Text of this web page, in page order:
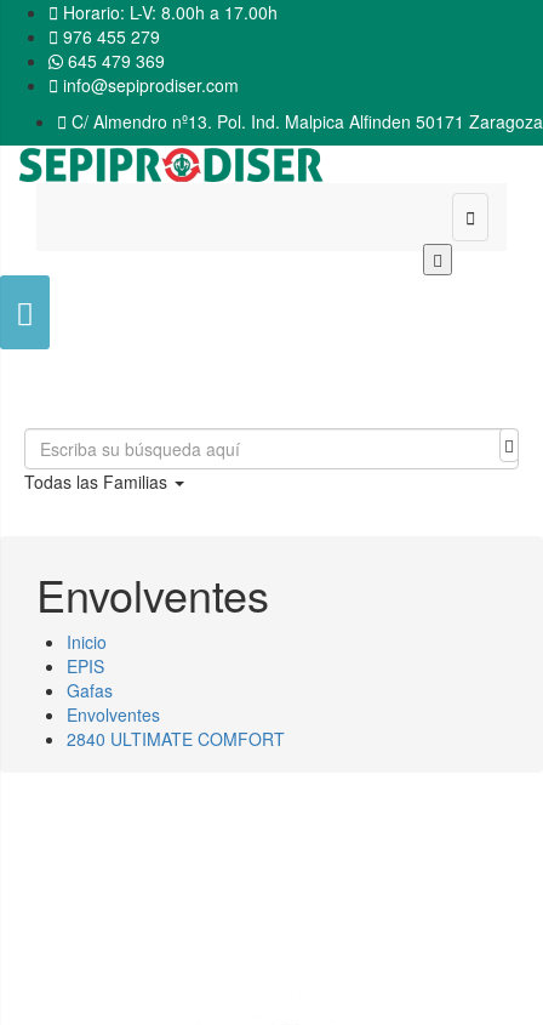
 Horario: L-V: 8.00h a 17.00h
 976 455 279
645 479 369
 info@sepiprodiser.com
 C/ Almendro nº13. Pol. Ind. Malpica Alfinden 50171 Zaragoza


Todas las Familias
Envolventes
Inicio
EPIS
Gafas
Envolventes
2840 ULTIMATE COMFORT